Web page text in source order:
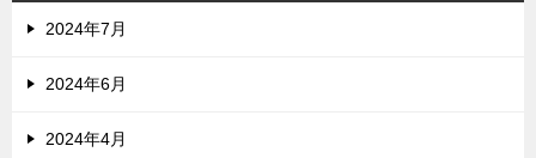
2024年7月
2024年6月
2024年4月